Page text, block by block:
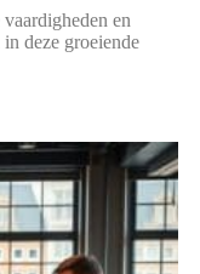
en
deze groeiende